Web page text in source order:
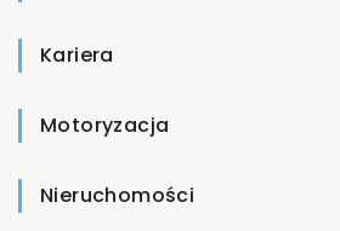
Kariera
Motoryzacja
Nieruchomości